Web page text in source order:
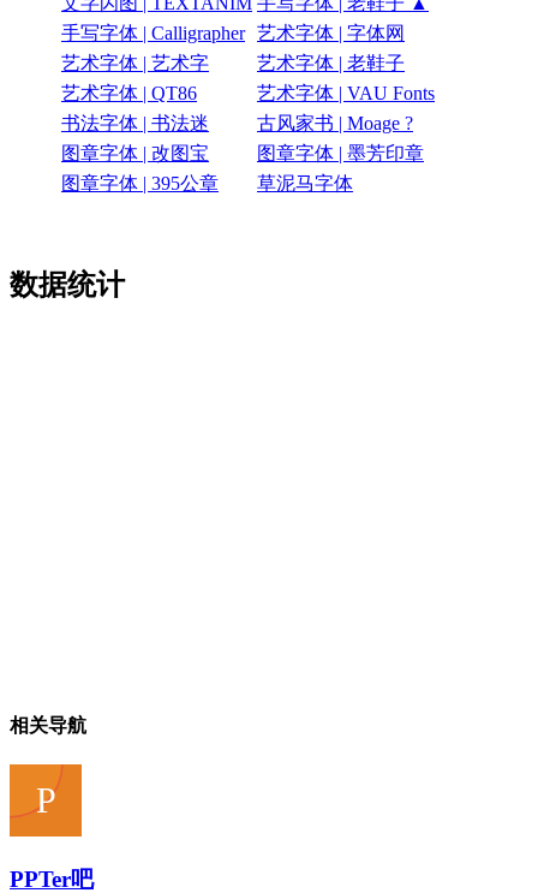
手写字体 | Calligrapher 艺术字体 | 字体网
艺术字体 | 艺术字
艺术字体 | 老鞋子
艺术字体 | QT86
艺术字体 | VAU Fonts
书法字体 | 书法迷
古风家书 | Moage ?
图章字体 | 改图宝
图章字体 | 墨芳印章
图章字体 | 395公章
草泥马字体
数据统计
相关导航
PPTer吧